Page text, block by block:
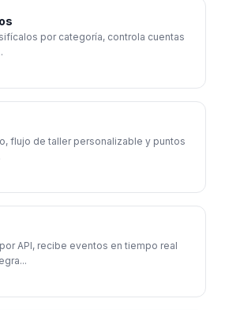
por categoría, controla cuentas
flujo de taller personalizable y puntos
API, recibe eventos en tiempo real
...